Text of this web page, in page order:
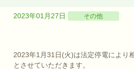
2023年01月27日 その他
2023年1月31日(火)は法定停電により
とさせていただきます。